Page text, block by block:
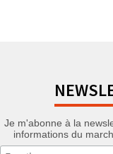
Je m'abonne à la
informations du